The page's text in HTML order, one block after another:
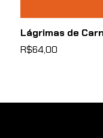
Lágrimas de
R$64,00